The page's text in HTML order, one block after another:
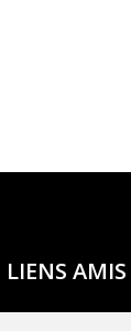
LIENS AMIS